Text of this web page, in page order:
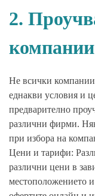
2.
Не всички компании
еднакви условия и
предварително
различни фирми.
при избора на
Цени и тарифи:
различни цени в
местоположението